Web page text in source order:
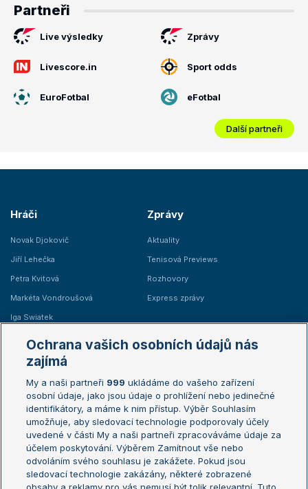
Partneři
Live výsledky Zprávy
Livescore.in Sport odds
EuroFotbal eFotbal
Další partneři
Hráči
Novak Djokovič
Jiří Lehečka
Petra Kvitová
Markéta Vondroušová
Iga Swiatek
Zprávy
Aktuality
Tenisová Previews
Rozhovory
Express zprávy
Žebříčky
Žebříček ATP (muži)
Žebříček WTA (ženy)
Sázkařský žebříček
Australian Open
French Open
Wimbledon
US Open
Turnaj mistrů
Turnaj mistryň
Ochrana vašich osobních údajů nás
zajímá
My a naši partneři 999 ukládáme do vašeho zařízení
osobní údaje, jako jsou údaje o prohlížení nebo jedinečné
identifikátory, a máme k nim přístup. Výběr Souhlasím
umožňuje, aby sledovací technologie podporovaly účely
uvedené v části My a naši partneři zpracováváme údaje za
účelem poskytování. Výběrem Zamítnout vše nebo
odvoláním svého souhlasu je zakážete. Pokud jsou
sledovací technologie zakázány, některé zobrazené